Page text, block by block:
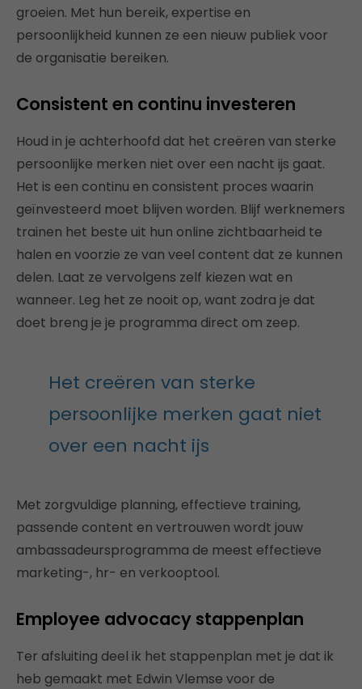
groeien. Met hun bereik, expertise en
persoonlijkheid kunnen ze een nieuw publiek voor
de organisatie bereiken.
Consistent en continu investeren
Houd in je achterhoofd dat het creëren van sterke
persoonlijke merken niet over een nacht ijs gaat.
Het is een continu en consistent proces waarin
geïnvesteerd moet blijven worden. Blijf werknemers
trainen het beste uit hun online zichtbaarheid te
halen en voorzie ze van veel content dat ze kunnen
delen. Laat ze vervolgens zelf kiezen wat en
wanneer. Leg het ze nooit op, want zodra je dat
doet breng je je programma direct om zeep.
Het creëren van sterke
persoonlijke merken gaat niet
over een nacht ijs
Met zorgvuldige planning, effectieve training,
passende content en vertrouwen wordt jouw
ambassadeursprogramma de meest effectieve
marketing-, hr- en verkooptool.
Employee advocacy stappenplan
Ter afsluiting deel ik het stappenplan met je dat ik
heb gemaakt met Edwin Vlemse voor de